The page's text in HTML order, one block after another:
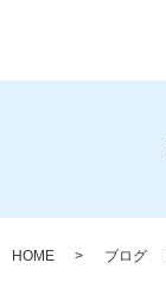
HOME ブログ